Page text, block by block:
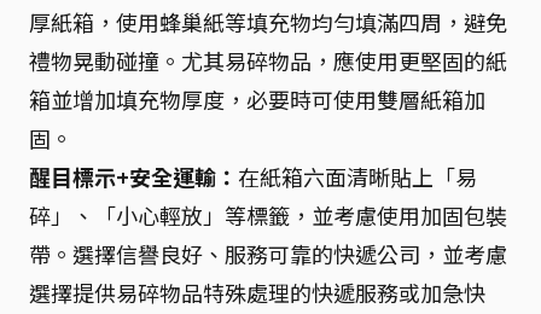
厚紙箱，使用蜂巢紙等填充物均勻填滿四周，避免
禮物晃動碰撞。尤其易碎物品，應使用更堅固的紙
箱並增加填充物厚度，必要時可使用雙層紙箱加
固。
醒目標示+安全運輸： 在紙箱六面清晰貼上「易
碎」、「小心輕放」等標籤，並考慮使用加固包裝
帶。選擇信譽良好、服務可靠的快遞公司，並考慮
選擇提供易碎物品特殊處理的快遞服務或加急快